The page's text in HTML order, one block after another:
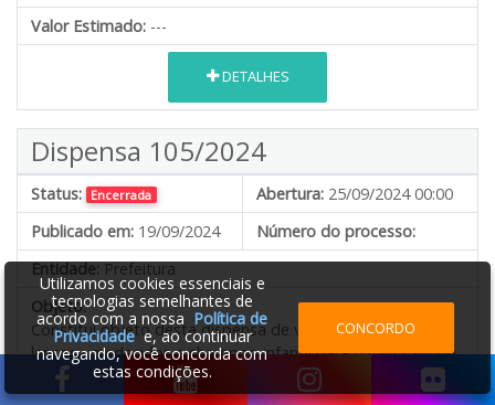
Valor Estimado: ---
DETALHES
Dispensa 105/2024
Status: Encerrada Abertura: 25/09/2024 00:00
Publicado em: 19/09/2024
Número do processo:
Entidade:Prefeitura
Objeto:
Constitui objeto desta dispensa de valor a aquisição de
lenços umedecidos e shampoo infantil para o CMEI Sonho
Meu.
Utilizamos cookies essenciais e
tecnologias semelhantes de
acordo com a nossa Política de
Privacidadee, ao continuar
navegando, você concorda com
estas condições.
CONCORDO